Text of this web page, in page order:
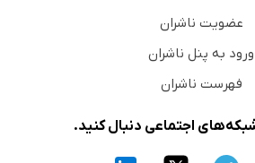
عضویت ناشران
ورود به پنل ناشران
فهرست ناشران
شبکه‌های اجتماعی دنبال کنید.